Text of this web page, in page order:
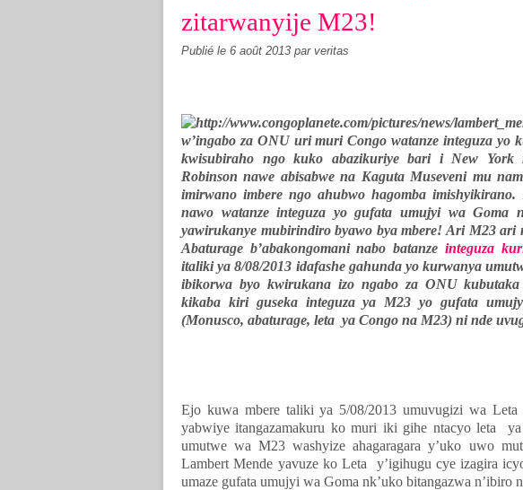
zitarwanyije M23!
Publié le 6 août 2013 par veritas
w’ingabo za ONU uri muri Congo watanze integuza yo
kwisubiraho ngo kuko abazikuriye bari i New York
Robinson nawe abisabwe na Kaguta Museveni mu
imirwano imbere ngo ahubwo hagomba
nawo watanze integuza yo gufata umujyi wa
yawirukanye mubirindiro byawo bya mbere! Ari M23
Abaturage b’abakongomani nabo batanze integuza
italiki ya 8/08/2013 idafashe gahunda yo kurwanya
ibikorwa byo kwirukana izo ngabo za ONU
kikaba kiri guseka integuza ya M23 yo gufata
(Monusco, abaturage, leta ya Congo na M23) ni nde
Ejo kuwa mbere taliki ya 5/08/2013 umuvugizi wa
yabwiye itangazamakuru ko muri iki gihe ntacyo leta
umutwe wa M23 washyize ahagaragara y’uko uwo
Lambert Mende yavuze ko Leta y’igihugu cye izagira
umaze gufata umujyi wa Goma nk’uko bitangazwa n’ibiro